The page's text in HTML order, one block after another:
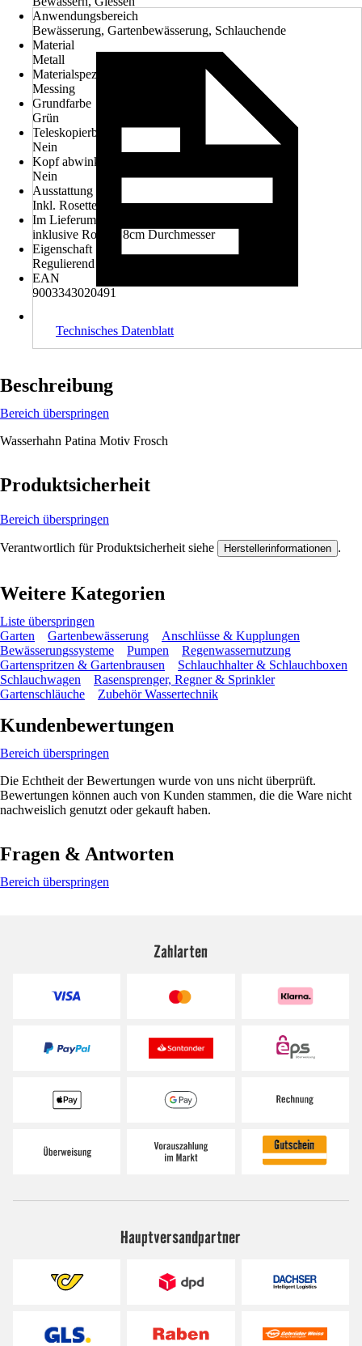
Anwendungsbereich
Bewässerung, Gartenbewässerung, Schlauchende
Material
Metall
Materialspezifizierung
Messing
Grundfarbe
Grün
Teleskopierbar
Nein
Kopf abwinkelbar
Nein
Ausstattung
Inkl. Rosette
Im Lieferumfang enthalten
inklusive Rosette 8cm Durchmesser
Eigenschaft
Regulierend
EAN
9003343020491
Technisches Datenblatt
Beschreibung
Bereich überspringen
Wasserhahn Patina Motiv Frosch
Produktsicherheit
Bereich überspringen
Verantwortlich für Produktsicherheit siehe Herstellerinformationen .
Weitere Kategorien
Liste überspringen
Garten
Gartenbewässerung
Anschlüsse & Kupplungen
Bewässerungssysteme
Pumpen
Regenwassernutzung
Gartenspritzen & Gartenbrausen
Schlauchhalter & Schlauchboxen
Schlauchwagen
Rasensprenger, Regner & Sprinkler
Gartenschläuche
Zubehör Wassertechnik
Kundenbewertungen
Bereich überspringen
Die Echtheit der Bewertungen wurde von uns nicht überprüft.
Bewertungen können auch von Kunden stammen, die die Ware nicht
nachweislich genutzt oder gekauft haben.
Fragen & Antworten
Bereich überspringen
Zahlarten
Hauptversandpartner